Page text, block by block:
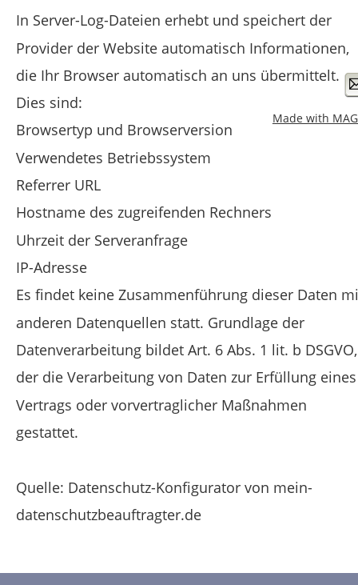
Made with
In Server-Log-Dateien erhebt und speichert der
Provider der Website automatisch Informationen,
die Ihr Browser automatisch an uns übermittelt.
Dies sind:
Browsertyp und Browserversion
Verwendetes Betriebssystem
Referrer URL
Hostname des zugreifenden Rechners
Uhrzeit der Serveranfrage
IP-Adresse
Es findet keine Zusammenführung dieser Daten
anderen Datenquellen statt. Grundlage der
Datenverarbeitung bildet Art. 6 Abs. 1 lit. b
der die Verarbeitung von Daten zur Erfüllung
Vertrags oder vorvertraglicher Maßnahmen
gestattet.
Quelle: Datenschutz-Konfigurator von mein-
datenschutzbeauftragter.de